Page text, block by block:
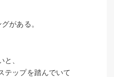
がある。
と、
テップを踏んでいて